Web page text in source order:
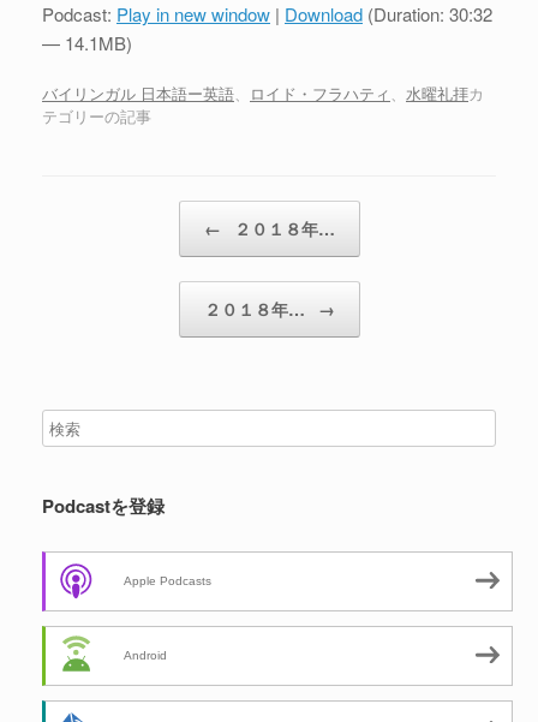
ヤ
ー
Podcast: Play in new window | Download (Duration: 30:32
— 14.1MB)
バイリンガル 日本語ー英語、 ロイド・フラハティ、 水曜礼拝カ
テゴリーの記事
← ２０１８年…
２０１８年… →
Podcastを登録
Apple Podcasts
Android